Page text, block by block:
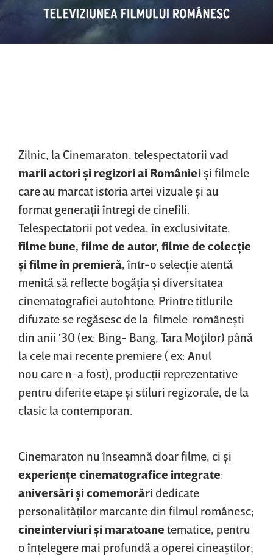
Zilnic, la Cinemaraton, telespectatorii vad
marii actori şi regizori ai României şi filmele
care au marcat istoria artei vizuale şi au
format generaţii întregi de cinefili.
Telespectatorii pot vedea, în exclusivitate,
filme bune, filme de autor, filme de colecţie
şi filme în premieră , într-o selecţie atentă
menită să reflecte bogăţia şi diversitatea
cinematografiei autohtone. Printre titlurile
difuzate se regăsesc de la filmele româneşti
din anii ‘30 (ex: Bing- Bang, Tara Moţilor) până
la cele mai recente premiere ( ex: Anul
nou care n-a fost), producţii reprezentative
pentru diferite etape şi stiluri regizorale, de la
clasic la contemporan.
Cinemaraton nu înseamnă doar filme, ci şi
experienţe cinematografice integrate:
aniversări şi comemorări dedicate
personalităţilor marcante din filmul românesc;
cineinterviuri şi maratoane tematice, pentru
o înţelegere mai profundă a operei cineaştilor;